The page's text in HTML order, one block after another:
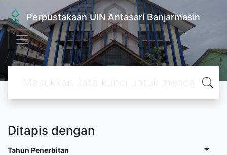
Perpustakaan UIN Antasari Banjarmasin
Ditapis dengan
Tahun Penerbitan